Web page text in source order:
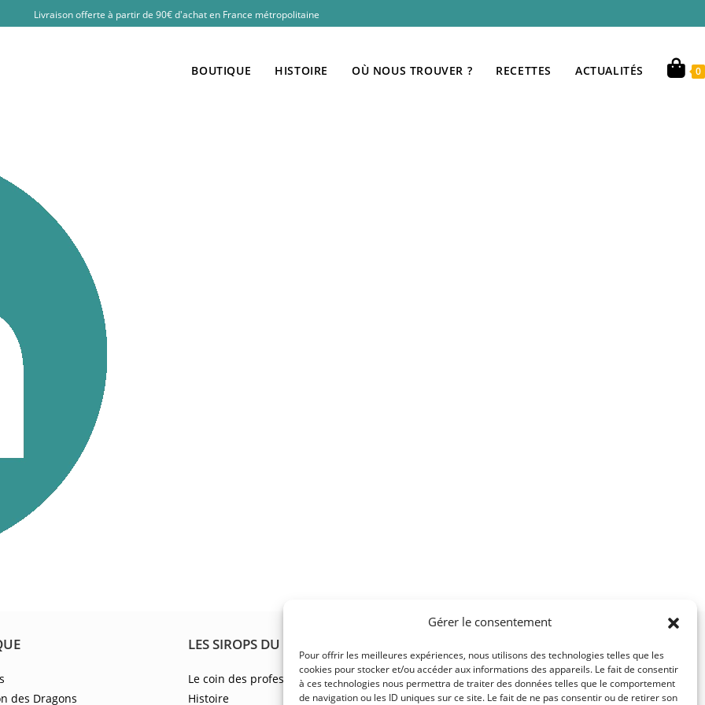
Gérer le consentement
Pour offrir les meilleures expériences, nous utilisons des technologies telles que les
cookies pour stocker et/ou accéder aux informations des appareils. Le fait de consentir
à ces technologies nous permettra de traiter des données telles que le comportement
de navigation ou les ID uniques sur ce site. Le fait de ne pas consentir ou de retirer son
Livraison offerte à partir de 90€ d'achat en France métropolitaine
BOUTIQUE HISTOIRE OÙ NOUS TROUVER ? RECETTES ACTUALITÉS 0
des Dragons
LES SIROPS DU BARBU
Le coin des professionnels
Histoire
FAQ
CGV